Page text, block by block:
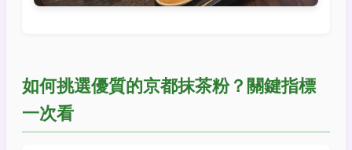
如何挑選優質的京都抹茶粉？關鍵指標
一次看